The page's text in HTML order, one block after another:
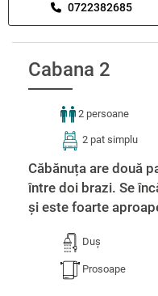
0722382685
Cabana 2
2 persoane
2 pat simplu
Căbănuța are două
între doi brazi. Se
și este foarte
Duș
Prosoape